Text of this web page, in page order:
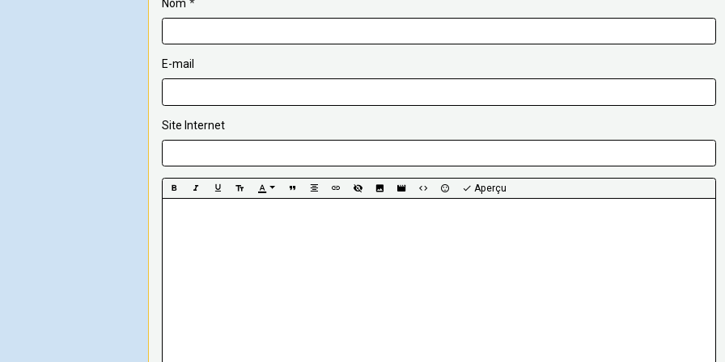
Nom
E-mail
Site Internet
Aperçu